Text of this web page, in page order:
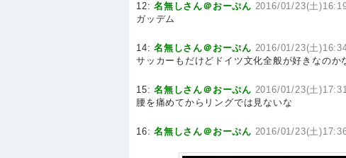
12:名無しさん＠おーぷん 2016/01/23(土
ガッデム
14:名無しさん＠おーぷん 2016/01/23(土
サッカーもだけどドイツ文化全般が好きなのか
15:名無しさん＠おーぷん 2016/01/23(土
腰を痛めてからリングでは見ないな
16:名無しさん＠おーぷん 2016/01/23(土